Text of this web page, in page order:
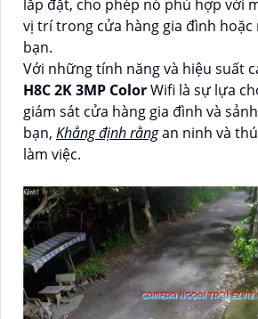
lắp đặt, cho phép nó phù hợp với
vị trí trong cửa hàng gia đình hoặc
bạn.
Với những tính năng và hiệu suất
H8C 2K 3MP ColorWifi là sự lựa
giám sát cửa hàng gia đình và
bạn, Khẳng định rằngan ninh và
làm việc.